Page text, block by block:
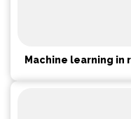
Machine learning